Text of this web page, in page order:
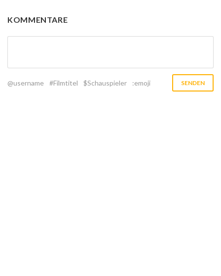
KOMMENTARE
@username #Filmtitel $Schauspieler :emoji